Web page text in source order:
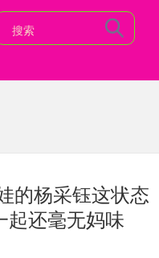
的杨采钰这状态
起还毫无妈味